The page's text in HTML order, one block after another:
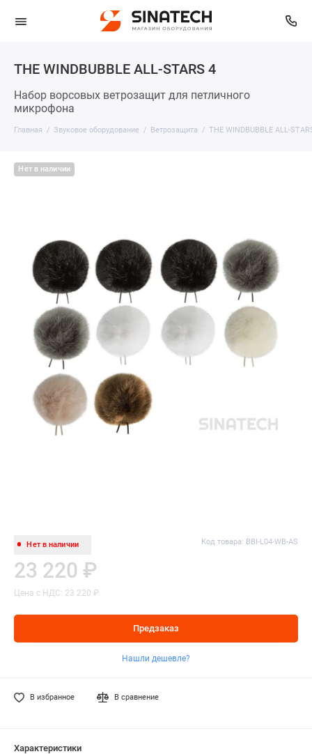
THE WINDBUBBLE ALL-STARS 4
Набор ворсовых ветрозащит для петличного
микрофона
Главная Звуковое оборудование Ветрозащита THE WINDBUBBLE ALL-
Нет в наличии
Нет в наличии Код товара: BBI-L04-WB-AS
23 220 ₽
Цена с НДС: 23 220 ₽
Предзаказ
Нашли дешевле?
В избранное В сравнение
Характеристики